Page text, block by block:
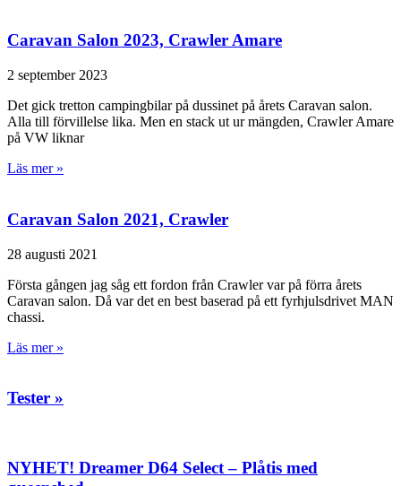
Caravan Salon 2023, Crawler Amare
2 september 2023
Det gick tretton campingbilar på dussinet på årets Caravan salon.
Alla till förvillelse lika. Men en stack ut ur mängden, Crawler Amare
på VW liknar
Läs mer »
Caravan Salon 2021, Crawler
28 augusti 2021
Första gången jag såg ett fordon från Crawler var på förra årets
Caravan salon. Då var det en best baserad på ett fyrhjulsdrivet MAN
chassi.
Läs mer »
Tester »
NYHET! Dreamer D64 Select – Plåtis med